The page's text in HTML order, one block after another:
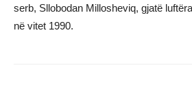
serb, Sllobodan Millosheviq, gjatë
në vitet 1990.